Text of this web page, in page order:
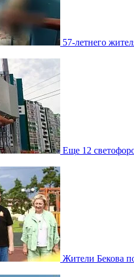
57-летнего
Еще 12
Жители Бекова